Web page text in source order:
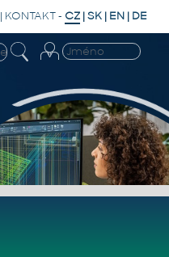
| KONTAKT- CZ |SK | EN | DE